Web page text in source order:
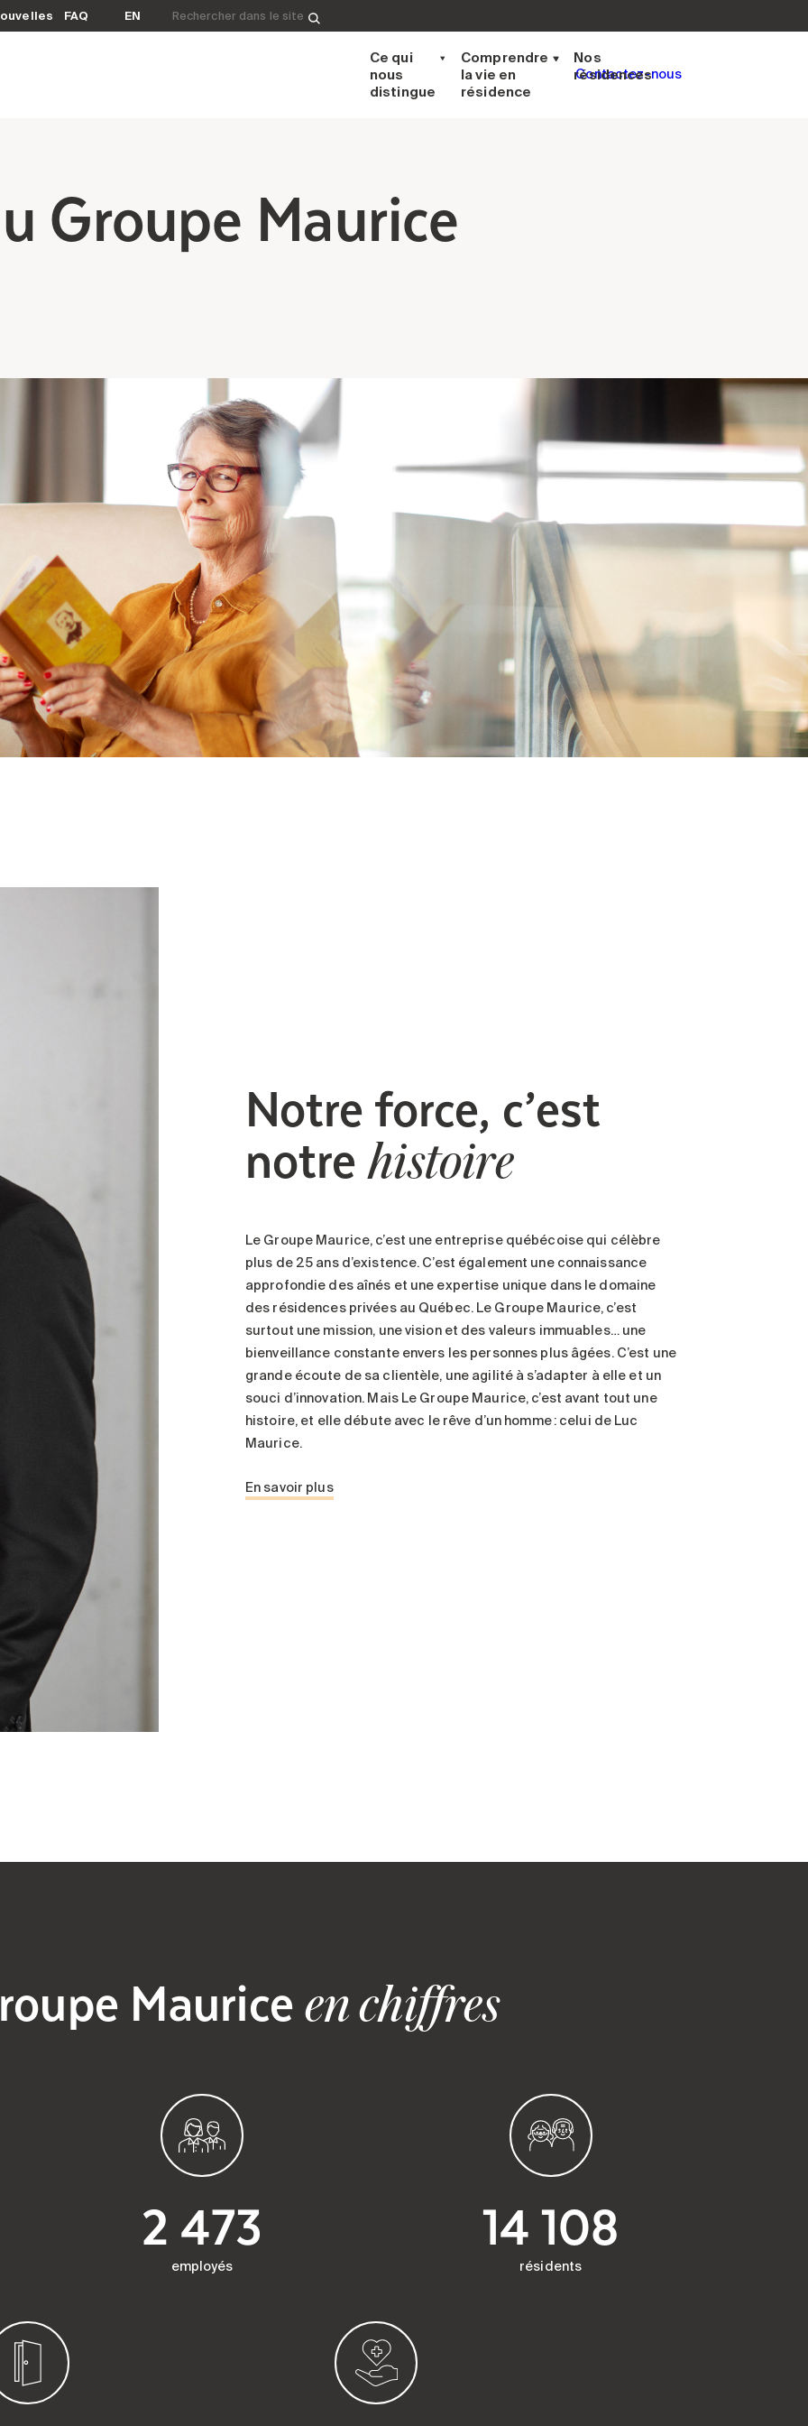
FAQ EN Rechercher&nbsp;:
Ce qui
nous
distingue
Comprendre
la vie en
résidence
Nos
résidences
Contactez-nous
Groupe Maurice
Notre force, c’est
notrehistoire
Le Groupe Maurice, c’est une entreprise québécoise qui célèbre
plus de 25 ans d’existence. C’est également une connaissance
approfondie des aînés et une expertise unique dans le domaine
des résidences privées au Québec. Le Groupe Maurice, c’est
surtout une mission, une vision et des valeurs immuables… une
bienveillance constante envers les personnes plus âgées. C’est une
grande écoute de sa clientèle, une agilité à s’adapter à elle et un
souci d’innovation. Mais Le Groupe Maurice, c’est avant tout une
histoire, et elle débute avec le rêve d’un homme : celui de Luc
Maurice.
En savoir plus
Maurice en chiffres
2 473
employés
14 108
résidents